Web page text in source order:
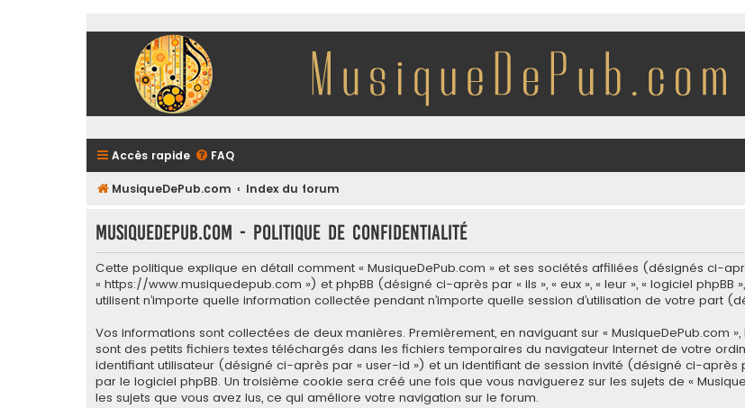
Accès rapide FAQ
MusiqueDePub.com Index du forum
MusiqueDePub.com - Politique de confidentialité
Cette politique explique en détail comment « MusiqueDePub.com » et ses sociétés affiliées (désignés ci-
« https://www.musiquedepub.com ») et phpBB (désigné ci-après par « ils », « eux », « leur », « logiciel phpBB
utilisent n’importe quelle information collectée pendant n’importe quelle session d’utilisation de votre part
Vos informations sont collectées de deux manières. Premièrement, en naviguant sur « MusiqueDePub.com
sont des petits fichiers textes téléchargés dans les fichiers temporaires du navigateur Internet de votre
identifiant utilisateur (désigné ci-après par « user-id ») et un identifiant de session invité (désigné ci-après
par le logiciel phpBB. Un troisième cookie sera créé une fois que vous naviguerez sur les sujets de «
les sujets que vous avez lus, ce qui améliore votre navigation sur le forum.